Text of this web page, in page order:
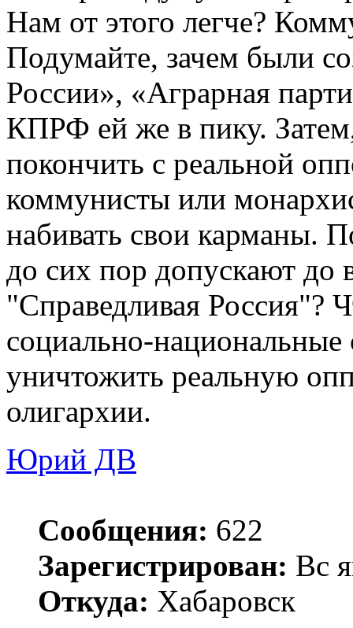
Нам от этого легче?
Подумайте, зачем были
России», «Аграрная
КПРФ ей же в пику.
покончить с реальной
коммунисты или
набивать свои карманы.
до сих пор допускают до
"Справедливая Россия"?
социально-национальные
уничтожить реальную
олигархии.
Юрий ДВ
Сообщения: 622
Зарегистрирован: Вс
Откуда: Хабаровск